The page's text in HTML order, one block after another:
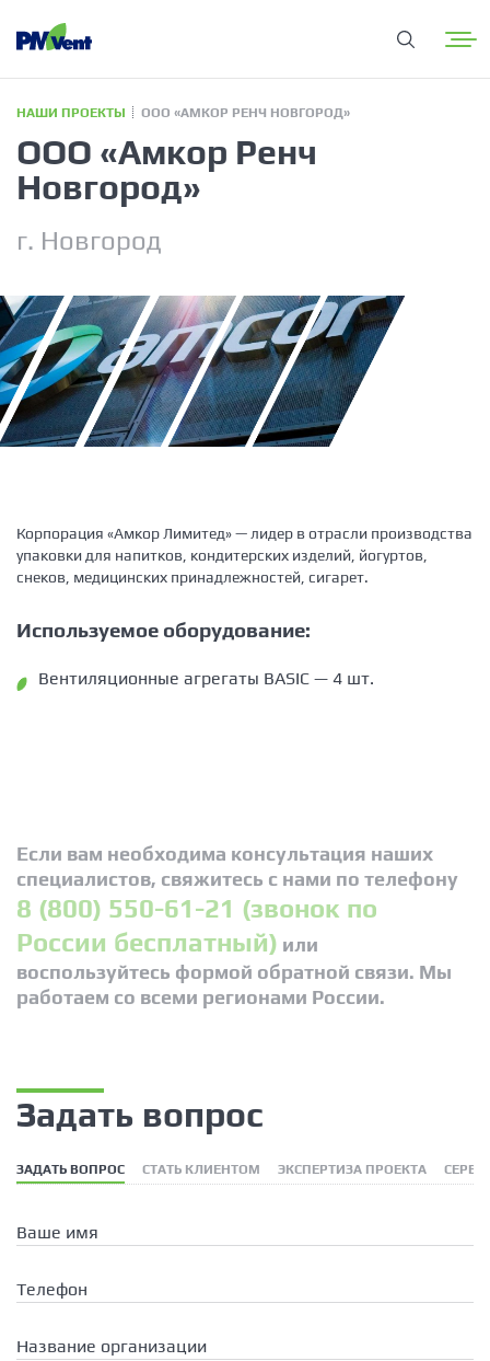
НАШИ ПРОЕКТЫ ООО «АМКОР РЕНЧ НОВГОРОД»
ООО «Амкор Ренч
Новгород»
г. Новгород
Корпорация «Амкор Лимитед» — лидер в отрасли производства
упаковки для напитков, кондитерских изделий, йогуртов,
снеков, медицинских принадлежностей, сигарет.
Используемое оборудование:
Вентиляционные агрегаты BASIC — 4 шт.
Если вам необходима консультация наших
специалистов, свяжитесь с нами по телефону
8 (800) 550-61-21 (звонок по
России бесплатный) или
воспользуйтесь формой обратной связи. Мы
работаем со всеми регионами России.
Задать вопрос
ЗАДАТЬ ВОПРОС СТАТЬ КЛИЕНТОМ ЭКСПЕРТИЗА ПРОЕКТА
Ваше имя
Телефон
Название организации